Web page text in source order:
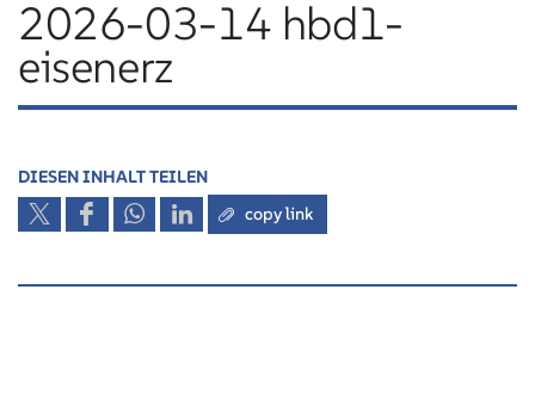
2026-03-14 hbd1-
eisenerz
DIESEN INHALT TEILEN
copy link